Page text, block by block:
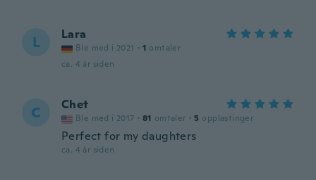
L Lara
Ble med i 2021 · 1 omtaler
ca. 4 år siden
C Chet
Ble med i 2017 · 81 omtaler · 5 opplastinger
Perfect for my daughters
ca. 4 år siden